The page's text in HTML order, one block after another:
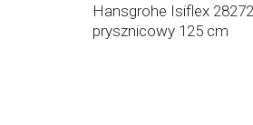
Hansgrohe Isiflex
prysznicowy 125 cm